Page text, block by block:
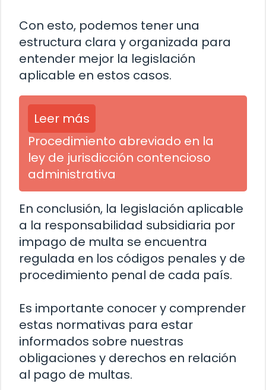
Con esto, podemos tener una
estructura clara y organizada para
entender mejor la legislación
aplicable en estos casos.
Leer más
Procedimiento abreviado en la
ley de jurisdicción contencioso
administrativa
En conclusión, la legislación aplicable
a la responsabilidad subsidiaria por
impago de multa se encuentra
regulada en los códigos penales y de
procedimiento penal de cada país.
Es importante conocer y comprender
estas normativas para estar
informados sobre nuestras
obligaciones y derechos en relación
al pago de multas.